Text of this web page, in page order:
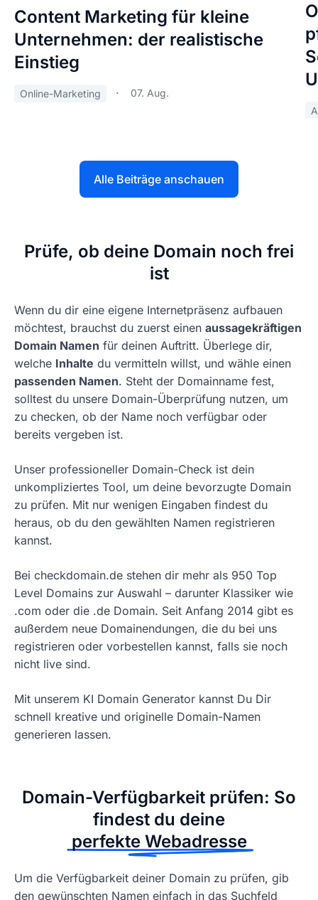
Content Marketing für kleine
Unternehmen: der realistische
Einstieg
Online-Marketing 07. Aug.
Alle Beiträge anschauen
Prüfe, ob deine Domain noch frei
ist
Wenn du dir eine eigene Internetpräsenz aufbauen
möchtest, brauchst du zuerst einen aussagekräftigen
Domain Namen für deinen Auftritt. Überlege dir,
welche Inhalte du vermitteln willst, und wähle einen
passenden Namen. Steht der Domainname fest,
solltest du unsere Domain-Überprüfung nutzen, um
zu checken, ob der Name noch verfügbar oder
bereits vergeben ist.
Unser professioneller Domain-Check ist dein
unkompliziertes Tool, um deine bevorzugte Domain
zu prüfen. Mit nur wenigen Eingaben findest du
heraus, ob du den gewählten Namen registrieren
kannst.
Bei checkdomain.de stehen dir mehr als 950 Top
Level Domains zur Auswahl – darunter Klassiker wie
.com oder die .de Domain. Seit Anfang 2014 gibt es
außerdem neue Domainendungen, die du bei uns
registrieren oder vorbestellen kannst, falls sie noch
nicht live sind.
Mit unserem KI Domain Generator kannst Du Dir
schnell kreative und originelle Domain-Namen
generieren lassen.
Domain-Verfügbarkeit prüfen: So
findest du deine
perfekte Webadresse
Um die Verfügbarkeit deiner Domain zu prüfen, gib
den gewünschten Namen einfach in das Suchfeld